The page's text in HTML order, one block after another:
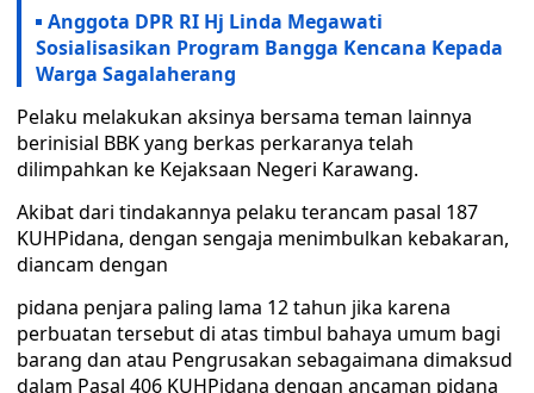
Anggota DPR RI Hj Linda Megawati
Sosialisasikan Program Bangga Kencana Kepada
Warga Sagalaherang
Pelaku melakukan aksinya bersama teman lainnya
berinisial BBK yang berkas perkaranya telah
dilimpahkan ke Kejaksaan Negeri Karawang.
Akibat dari tindakannya pelaku terancam pasal 187
KUHPidana, dengan sengaja menimbulkan kebakaran,
diancam dengan
pidana penjara paling lama 12 tahun jika karena
perbuatan tersebut di atas timbul bahaya umum bagi
barang dan atau Pengrusakan sebagaimana dimaksud
dalam Pasal 406 KUHPidana dengan ancaman pidana